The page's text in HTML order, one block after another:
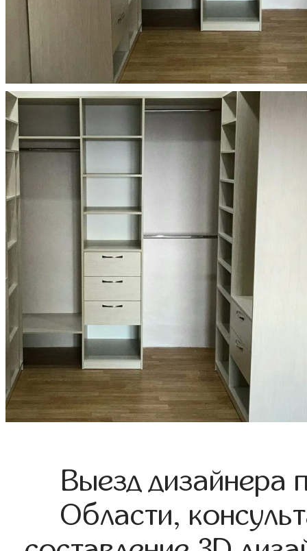
Выезд дизайнера
Области,